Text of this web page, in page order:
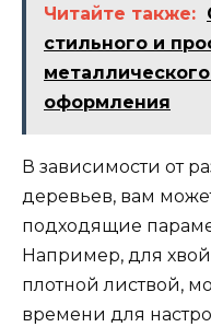
Читайте также:
стильного и
оформления
В зависимости от
деревьев, вам
подходящие
Например, для
плотной листвой,
времени для